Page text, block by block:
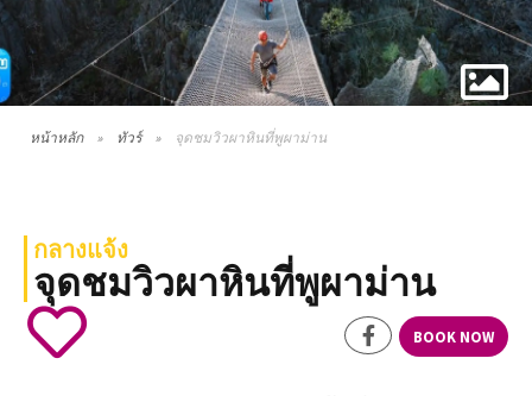
หน้าหลัก ทัวร์ จุดชมวิวผาหินที่พูผาม่าน
กลางแจ้ง
จุดชมวิวผาหินที่พูผาม่าน
BOOK NOW